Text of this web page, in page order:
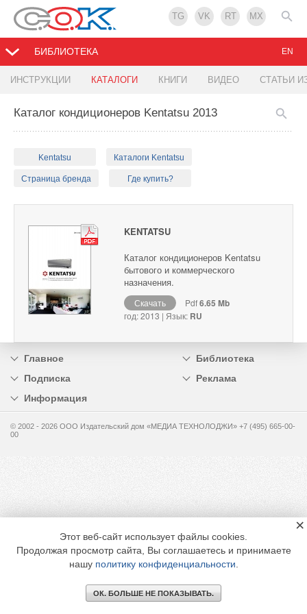
TG VK RT MX
БИБЛИОТЕКА
ИНСТРУКЦИИ КАТАЛОГИ КНИГИ ВИДЕО СТАТЬИ
EN
Каталог кондиционеров Kentatsu 2013
Kentatsu Каталоги Kentatsu
Страница бренда Где купить?
KENTATSU
Каталог кондиционеров Kentatsu
бытового и коммерческого
назначения.
Скачать Pdf6.65 Mb
год: 2013 | Язык: RU
Главное
Библиотека
Подписка
Реклама
Информация
© 2002 - 2026 OOO Издательский дом «МЕДИА ТЕХНОЛОДЖИ» +7 (495) 665-00-
00
Этот веб-сайт использует файлы cookies.
Продолжая просмотр сайта, Вы соглашаетесь и принимаете
нашу политику конфиденциальности
ОК. БОЛЬШЕ НЕ ПОКАЗЫВАТЬ.
×